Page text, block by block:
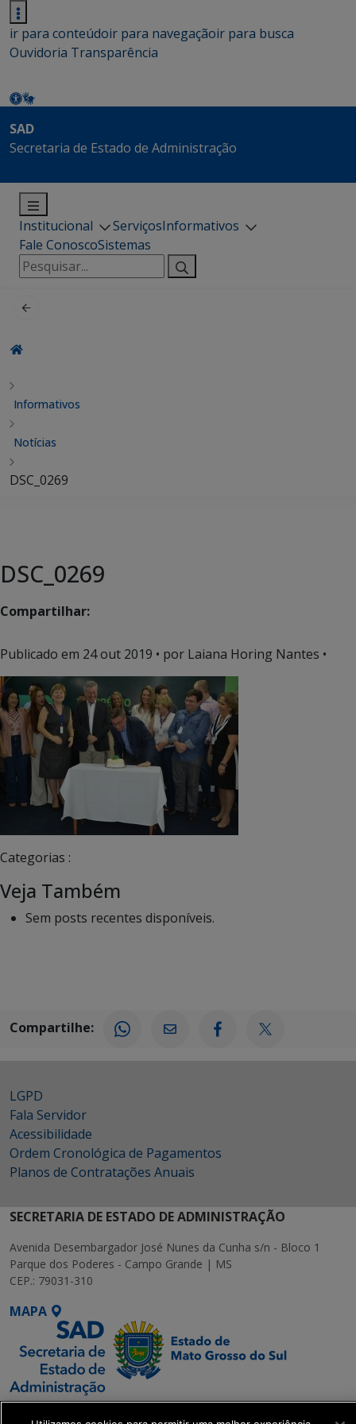
ir para conteúdoir para navegaçãoir para busca
Ouvidoria Transparência
SAD
Secretaria de Estado de Administração
Institucional ServiçosInformativos
Fale ConoscoSistemas
Pesquisar
por:
Informativos
Notícias
DSC_0269
DSC_0269
Compartilhar:
Publicado em 24 out 2019 • por Laiana Horing Nantes •
Categorias :
Veja Também
Sem posts recentes disponíveis.
Compartilhe:
LGPD
Fala Servidor
Acessibilidade
Ordem Cronológica de Pagamentos
Planos de Contratações Anuais
SECRETARIA DE ESTADO DE ADMINISTRAÇÃO
Avenida Desembargador José Nunes da Cunha s/n - Bloco 1
Parque dos Poderes - Campo Grande | MS
CEP.: 79031-310
MAPA